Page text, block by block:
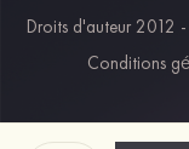
Droits d'auteur 2012 -
Conditions